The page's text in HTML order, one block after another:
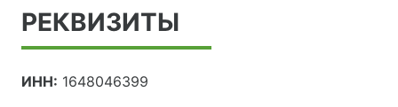
РЕКВИЗИТЫ
ИНН: 1648046399